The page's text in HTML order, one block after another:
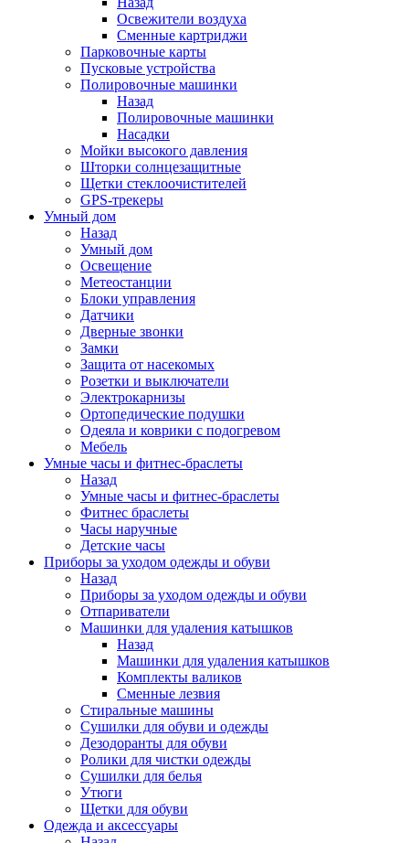
Освежители воздуха
Сменные картриджи
Парковочные карты
Пусковые устройства
Полировочные машинки
Назад
Полировочные машинки
Насадки
Мойки высокого давления
Шторки солнцезащитные
Щетки стеклоочистителей
GPS-трекеры
Умный дом
Назад
Умный дом
Освещение
Метеостанции
Блоки управления
Датчики
Дверные звонки
Замки
Защита от насекомых
Розетки и выключатели
Электрокарнизы
Ортопедические подушки
Одеяла и коврики с подогревом
Мебель
Умные часы и фитнес-браслеты
Назад
Умные часы и фитнес-браслеты
Фитнес браслеты
Часы наручные
Детские часы
Приборы за уходом одежды и обуви
Назад
Приборы за уходом одежды и обуви
Отпариватели
Машинки для удаления катышков
Назад
Машинки для удаления катышков
Комплекты валиков
Сменные лезвия
Стиральные машины
Сушилки для обуви и одежды
Дезодоранты для обуви
Ролики для чистки одежды
Сушилки для белья
Утюги
Щетки для обуви
Одежда и аксессуары